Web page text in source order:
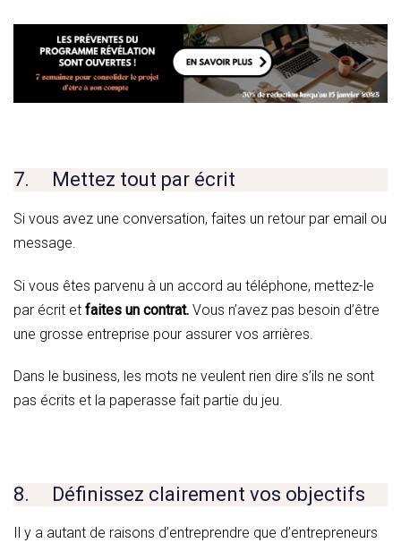
7. Mettez tout par écrit
Si vous avez une conversation, faites un retour par email ou
message.
Si vous êtes parvenu à un accord au téléphone, mettez-le
par écrit et faites un contrat. Vous n’avez pas besoin d’être
une grosse entreprise pour assurer vos arrières.
Dans le business, les mots ne veulent rien dire s’ils ne sont
pas écrits et la paperasse fait partie du jeu.
8. Définissez clairement vos objectifs
Il y a autant de raisons d’entreprendre que d’entrepreneurs